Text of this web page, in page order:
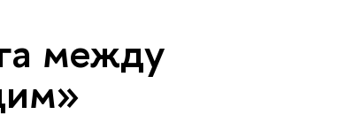
между